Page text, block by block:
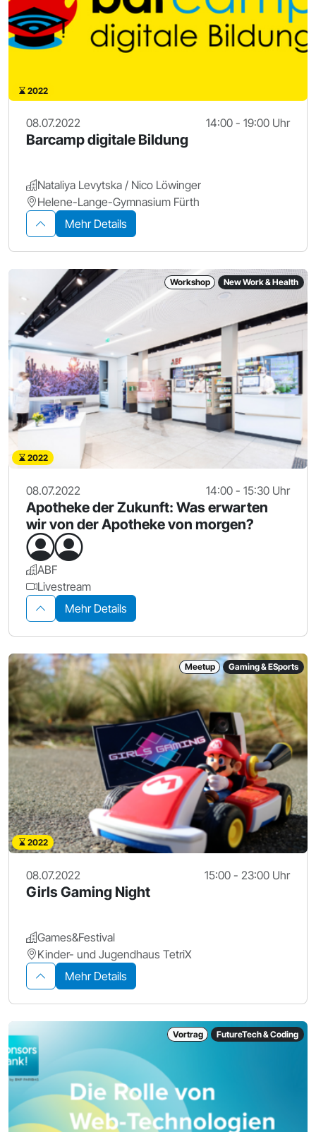
2022
08.07.2022 14:00 - 19:00 Uhr
Barcamp digitale Bildung
Nataliya Levytska / Nico Löwinger
Helene-Lange-Gymnasium Fürth
Mehr Details
Workshop New Work & Health
2022
08.07.2022 14:00 - 15:30 Uhr
Apotheke der Zukunft: Was erwarten
wir von der Apotheke von morgen?
ABF
Livestream
Mehr Details
Meetup Gaming & ESports
2022
08.07.2022 15:00 - 23:00 Uhr
Girls Gaming Night
Games&Festival
Kinder- und Jugendhaus TetriX
Mehr Details
Vortrag FutureTech & Coding